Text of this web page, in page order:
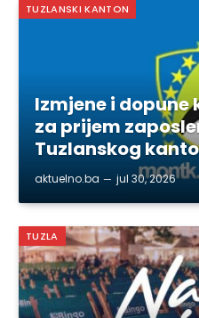
TUZLANSKI KANTON
Izmjene i
za prijem
Tuzlanskog
aktuelno.ba jul 30, 2026
TUZLA